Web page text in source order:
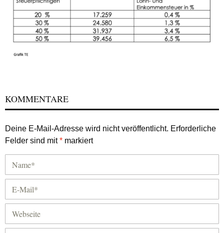
KOMMENTARE
Deine E-Mail-Adresse wird nicht veröffentlicht. Erforderliche
Felder sind mit* markiert